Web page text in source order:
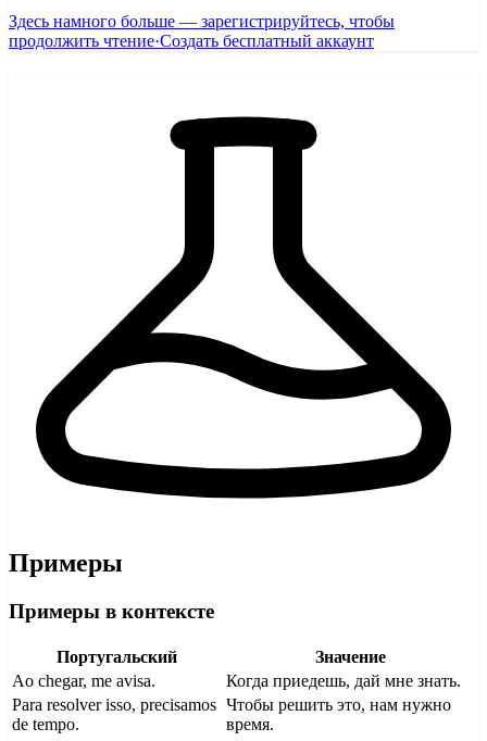
Здесь намного больше — зарегистрируйтесь, чтобы
продолжить чтение·Создать бесплатный аккаунт
Примеры
Примеры в контексте
Португальский
Значение
Ao chegar, me avisa.
Когда приедешь, дай мне знать.
Para resolver isso, precisamos
de tempo.
Чтобы решить это, нам нужно
время.